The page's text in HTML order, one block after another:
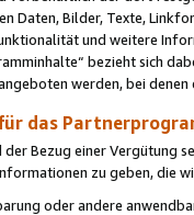
Daten, Bilder, Texte,
und weitere
bezieht sich
werden, bei
das
Bezug einer Vergütung
zu geben, die
oder andere